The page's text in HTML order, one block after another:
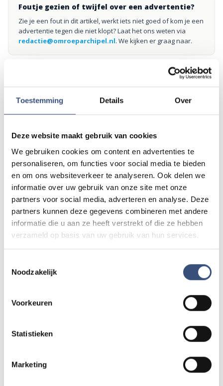
Toestemming Details Over
Deze website maakt gebruik van cookies
We gebruiken cookies om content en advertenties te
personaliseren, om functies voor social media te bieden
en om ons websiteverkeer te analyseren. Ook delen we
informatie over uw gebruik van onze site met onze
partners voor social media, adverteren en analyse. Deze
partners kunnen deze gegevens combineren met andere
informatie die u aan ze heeft verstrekt of die ze hebben
verzameld op basis van uw gebruik van hun services.
Noodzakelijk
Voorkeuren
Statistieken
Marketing
Foutje gezien of twijfel over een advertentie?
Zie je een fout in dit artikel, werkt iets niet goed of kom je een
advertentie tegen die niet klopt? Laat het ons weten via
redactie@omroeparchipel.nl. We kijken er graag naar.
Andere events
8
AUG.
📍Ouddorp🕐11:00
DI
11
AUG.
Magic Summer show met Steven Kazàn
📍Ouddorp 🕐17:00
WO
AUG.
Kinderdagen bij RTM-trammuseum in
📍Ouddorp
AUG.
Hippie Beach Day markt bij Houten Kaap